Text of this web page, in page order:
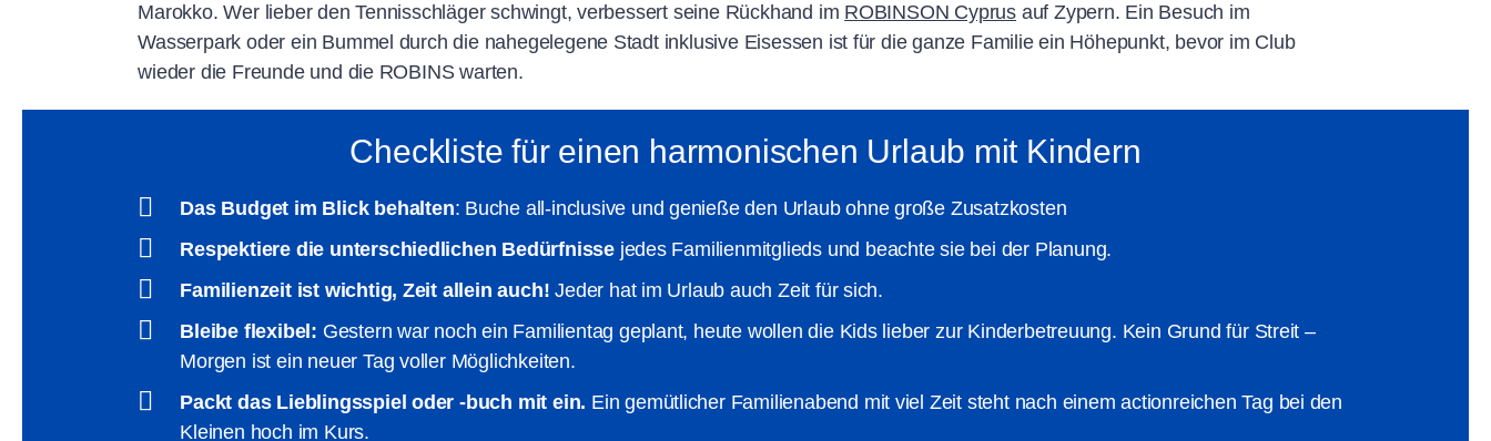
Marokko. Wer lieber den Tennisschläger schwingt, verbessert seine Rückhand im ROBINSON Cyprusauf Zypern. Ein Besuch im
Wasserpark oder ein Bummel durch die nahegelegene Stadt inklusive Eisessen ist für die ganze Familie ein Höhepunkt, bevor im Club
wieder die Freunde und die ROBINS warten.
Checkliste für einen harmonischen Urlaub mit Kindern
Das Budget im Blick behalten: Buche all-inclusive und genieße den Urlaub ohne große Zusatzkosten
Respektiere die unterschiedlichen Bedürfnissejedes Familienmitglieds und beachte sie bei der Planung.
Familienzeit ist wichtig, Zeit allein auch! Jeder hat im Urlaub auch Zeit für sich.
Bleibe flexibel: Gestern war noch ein Familientag geplant, heute wollen die Kids lieber zur Kinderbetreuung. Kein Grund für Streit –
Morgen ist ein neuer Tag voller Möglichkeiten.
Packt das Lieblingsspiel oder -buch mit ein. Ein gemütlicher Familienabend mit viel Zeit steht nach einem actionreichen Tag bei den
Kleinen hoch im Kurs.